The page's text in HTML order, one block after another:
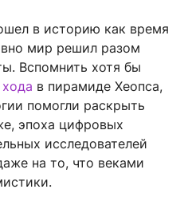
в историю как время
мир решил разом
Вспомнить хотя бы
в пирамиде Хеопса,
помогли раскрыть
эпоха цифровых
исследователей
на то, что веками